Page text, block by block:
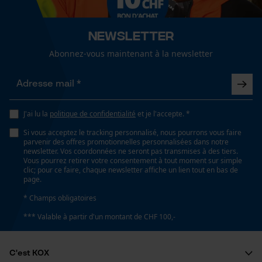
Résistant aux intempéries
Fonction de hachage
Inverseur de phase
Coupe en biais
Non
Tension de chaîne sans outil
Non
Newsletter
Abonnez-vous maintenant à la newsletter
J'ai lu la politique de confidentialité et je l'accepte. *
Si vous acceptez le tracking personnalisé, nous pourrons vous faire
parvenir des offres promotionnelles personnalisées dans notre
newsletter. Vos coordonnées ne seront pas transmises à des tiers.
Vous pourrez retirer votre consentement à tout moment sur simple
clic; pour ce faire, chaque newsletter affiche un lien tout en bas de
page.
* Champs obligatoires
*** Valable à partir d'un montant de CHF 100,-
C'est KOX
fonctionnalité
Panier sauvegardé
Salutation personnelle
Géo-IP et détection des
utilisateurs
Vidéos YouTube
Prise de contact par chat